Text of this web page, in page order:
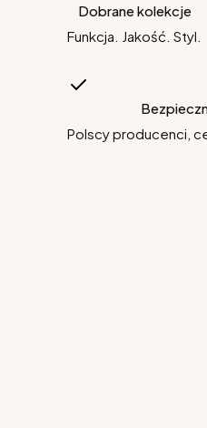
Dobrane kolekcje
Funkcja. Jakość. Styl.
Polscy producenci,